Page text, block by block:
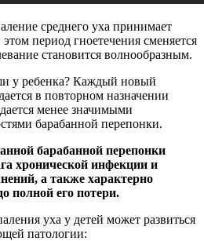
среднего уха принимает
период гноетечения сменяется
становится волнообразным.
у ребенка? Каждый новый
в повторном назначении
менее значимыми
барабанной перепонки.
барабанной перепонки
хронической инфекции и
а также характерно
полной его потери.
уха у детей может развиться
патологии: